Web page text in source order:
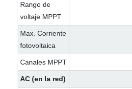
Rango de
voltaje MPPT
Max. Corriente
fotovoltaica
Canales MPPT
AC (en la red)